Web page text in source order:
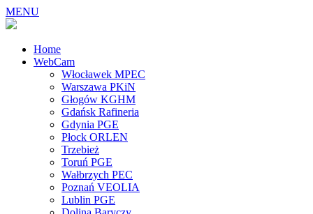
MENU
Home
WebCam
Włocławek MPEC
Warszawa PKiN
Głogów KGHM
Gdańsk Rafineria
Gdynia PGE
Płock ORLEN
Trzebież
Toruń PGE
Wałbrzych PEC
Poznań VEOLIA
Lublin PGE